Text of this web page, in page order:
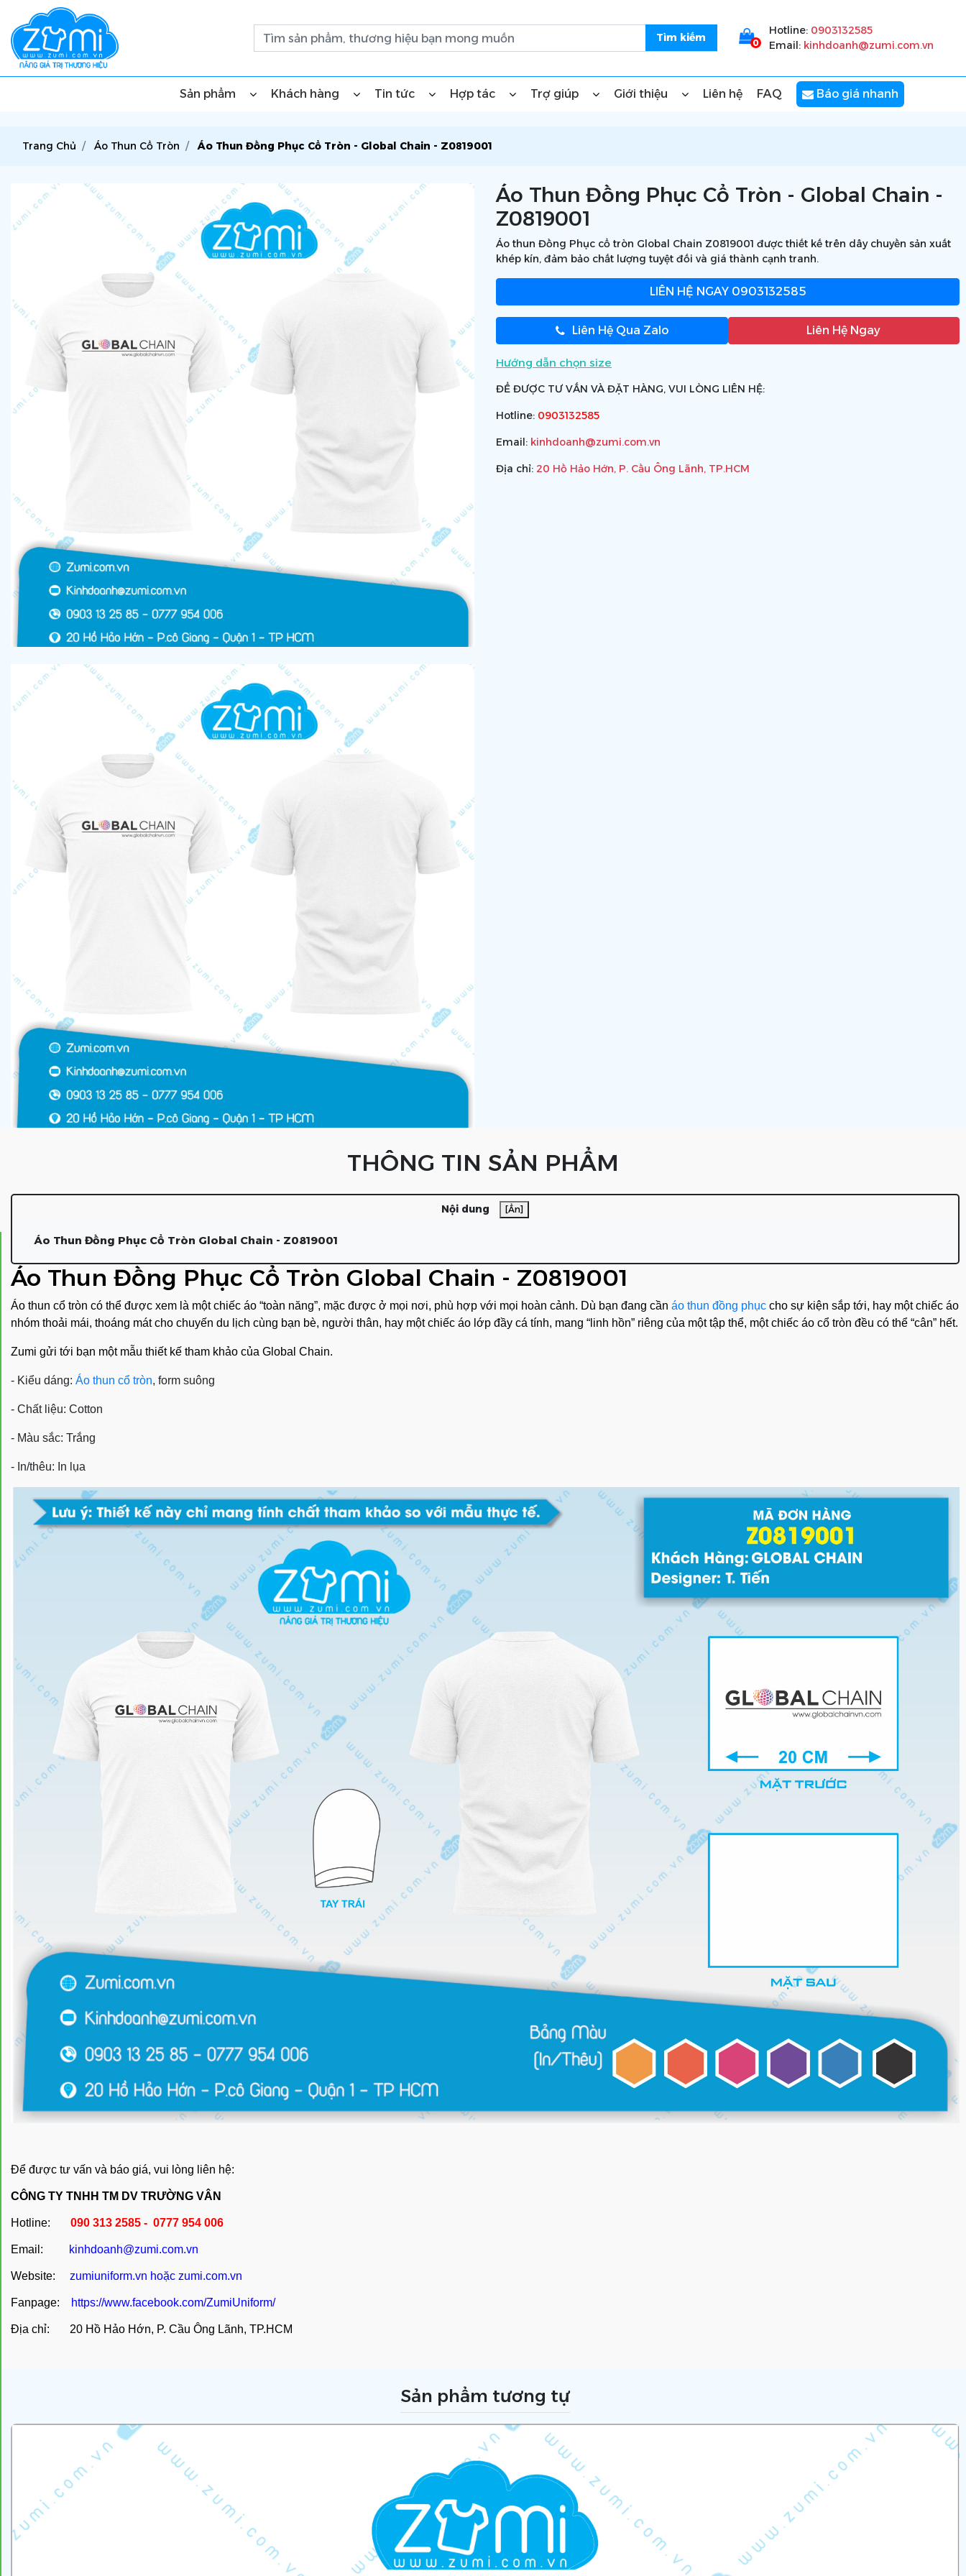
0
Hotline: 0903132585
Email: kinhdoanh@zumi.com.vn
Sản phẩm Khách hàng Tin tức Hợp tác Trợ giúp Giới thiệu Liên hệ FAQ Báo giá nhanh
Trang Chủ Áo Thun Cổ Tròn Áo Thun Đồng Phục Cổ Tròn - Global Chain - Z0819001
Áo Thun Đồng Phục Cổ Tròn - Global Chain -
Z0819001
Áo thun Đồng Phục cổ tròn Global Chain Z0819001 được thiết kế trên dây chuyền sản xuất
khép kín, đảm bảo chất lượng tuyệt đối và giá thành cạnh tranh.
LIÊN HỆ NGAY0903132585
Liên Hệ Qua Zalo Liên Hệ Ngay
Hướng dẫn chọn size
ĐỂ ĐƯỢC TƯ VẤN VÀ ĐẶT HÀNG, VUI LÒNG LIÊN HỆ:
Hotline: 0903132585
Email: kinhdoanh@zumi.com.vn
Địa chỉ: 20 Hồ Hảo Hớn, P. Cầu Ông Lãnh, TP.HCM
THÔNG TIN SẢN PHẨM
Nội dung [Ẩn]
Áo Thun Đồng Phục Cổ Tròn Global Chain - Z0819001
Áo Thun Đồng Phục Cổ Tròn Global Chain - Z0819001
Áo thun cổ tròn có thể được xem là một chiếc áo “toàn năng”, mặc được ở mọi nơi, phù hợp với mọi hoàn cảnh. Dù bạn đang cần áo thun đồng phục cho sự kiện sắp tới, hay một chiếc áo
nhóm thoải mái, thoáng mát cho chuyến du lịch cùng bạn bè, người thân, hay một chiếc áo lớp đầy cá tính, mang “linh hồn” riêng của một tập thể, một chiếc áo cổ tròn đều có thể “cân” hết.
Zumi gửi tới bạn một mẫu thiết kế tham khảo của Global Chain.
- Kiểu dáng: Áo thun cổ tròn, form suông
- Chất liệu: Cotton
- Màu sắc: Trắng
- In/thêu: In lụa
Để được tư vấn và báo giá, vui lòng liên hệ:
CÔNG TY TNHH TM DV TRƯỜNG VÂN
Hotline: 090 313 2585 - 0777 954 006
Email: kinhdoanh@zumi.com.vn
Website: zumiuniform.vn hoặc zumi.com.vn
Fanpage: https://www.facebook.com/ZumiUniform/
Địa chỉ: 20 Hồ Hảo Hớn, P. Cầu Ông Lãnh, TP.HCM
Sản phẩm tương tự